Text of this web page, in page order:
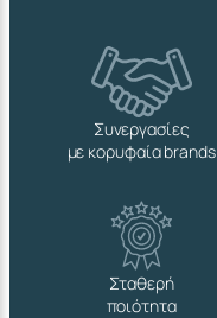
Συνεργασίες
με κορυφαία brands
Σταθερή
ποιότητα